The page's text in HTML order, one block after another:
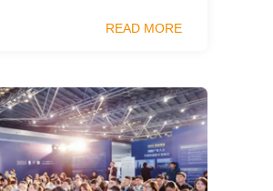
中国工程院、中国科协和北京市
READ MORE